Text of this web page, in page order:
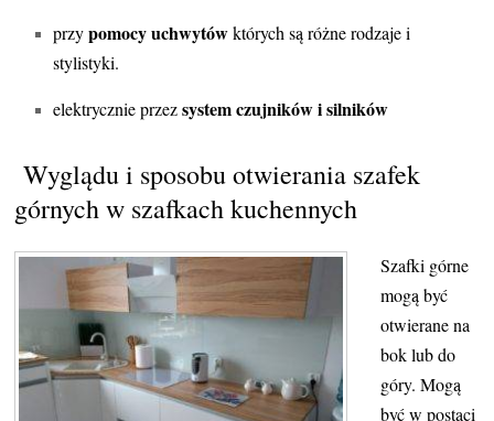
przypomocy uchwytówktórych są różne rodzaje i
stylistyki.
elektrycznie przezsystem czujników i silników
Wyglądu i sposobu otwierania szafek
górnych w szafkach kuchennych
Szafki górne
mogą być
otwierane na
bok lub do
góry. Mogą
być w postaci